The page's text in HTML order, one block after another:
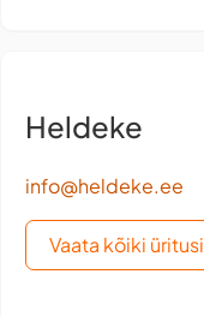
Heldeke
info@heldeke.ee
Vaata kõiki üritusi